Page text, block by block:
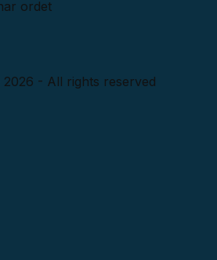
ordet
- All rights reserved